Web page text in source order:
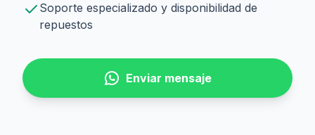
Soporte especializado y disponibilidad de
repuestos
Enviar mensaje